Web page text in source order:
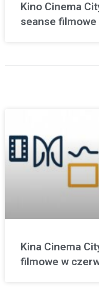
Kino Cinema
seanse
Kina Cinema
filmowe w